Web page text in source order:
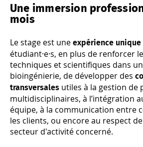
Une immersion
mois
Le stage est une expérience unique
étudiant·e·s, en plus de renforcer
techniques et scientifiques dans
bioingénierie, de développer des
transversales utiles à la gestion de
multidisciplinaires, à l’intégration
équipe, à la communication entre
les clients, ou encore au respect
secteur d'activité concerné.